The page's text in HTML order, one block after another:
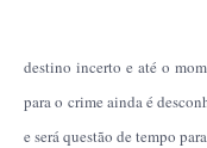
destino incerto e até o
para o crime ainda é
e será questão de tempo